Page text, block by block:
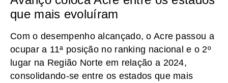
que mais evoluíram
Com o desempenho alcançado, o Acre passou a
ocupar a 11ª posição no ranking nacional e o 2º
lugar na Região Norte em relação a 2024,
consolidando-se entre os estados que mais